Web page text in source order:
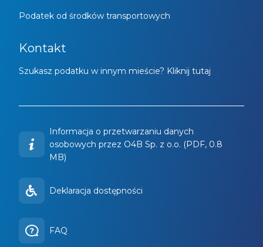
Podatek od środków transportowych
Kontakt
Szukasz podatku w innym mieście? Kliknij tutaj
Informacja o przetwarzaniu danych
osobowych przez O4B Sp. z o.o. (PDF, 0.8
MB)
Deklaracja dostępności
FAQ